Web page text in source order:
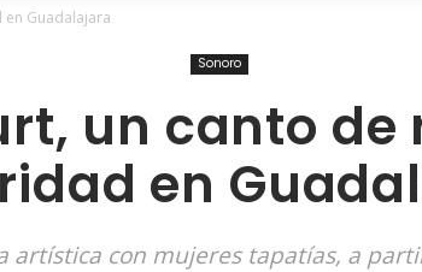
Guadalajara
Sonoro
un canto de
en
artística con mujeres tapatías, a